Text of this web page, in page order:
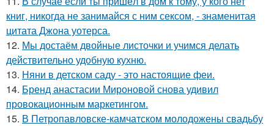
книг, никогда не занимайся с ним сексом, - знаменитая
цитата Джона уотерса.
12. Мы достаём двойные листочки и учимся делать
действительно удобную кухню.
13. Няни в детском саду - это настоящие феи.
14. Бренд анастасии Мироновой снова удивил
провокационным маркетингом.
15. В Петропавловске-камчатском молодожены свадьбу